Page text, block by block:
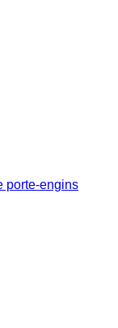
porte-engins